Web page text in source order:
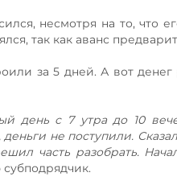
несмотря на то, что
так как аванс
за 5 дней. А вот
день с 7 утра до 10
не поступили.
часть разобрать.